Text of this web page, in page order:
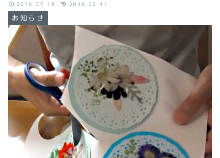
お知らせ
2019.07.18 2019.09.11